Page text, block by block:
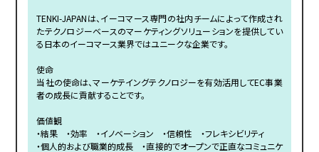
TENKI-JAPANは、イーコマース専門の社内チームによって作成され
たテクノロジーベースのマーケティングソリューションを提供してい
る日本のイーコマース業界ではユニークな企業です。
使命
当社の使命は、マーケテイングテクノロジーを有効活用してEC事業
者の成長に貢献することです。
価値観
・結果 ・効率 ・イノベーション ・信頼性 ・フレキシビリティ
・個人的および職業的成長 ・直接的でオープンで正直なコミュニケ